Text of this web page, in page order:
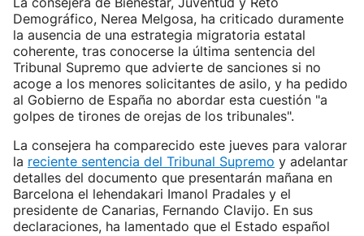
Demográfico, Nerea Melgosa, ha criticado duramente
la ausencia de una estrategia migratoria estatal
coherente, tras conocerse la última sentencia del
Tribunal Supremo que advierte de sanciones si no
acoge a los menores solicitantes de asilo, y ha pedido
al Gobierno de España no abordar esta cuestión "a
golpes de tirones de orejas de los tribunales".
La consejera ha comparecido este jueves para valorar
la reciente sentencia del Tribunal Supremo y adelantar
detalles del documento que presentarán mañana en
Barcelona el lehendakari Imanol Pradales y el
presidente de Canarias, Fernando Clavijo. En sus
declaraciones, ha lamentado que el Estado español